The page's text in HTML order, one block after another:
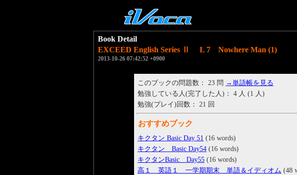
Book Detail
EXCEED English Series Ⅱ L 7 Nowhere Man (1)
2013-10-26 07:42:52 +0900
このブックの問題数： 23 問 →単語帳を見る
勉強している人(完了した人)： 4 人 (1 人)
勉強(プレイ)回数： 21 回
おすすめブック
キクタン Basic Day 51 (16 words)
キクタン Basic Day54 (16 words)
キクタンBasic Day55 (16 words)
高１ 英語１ 一学期期末 単語＆イディオム (48